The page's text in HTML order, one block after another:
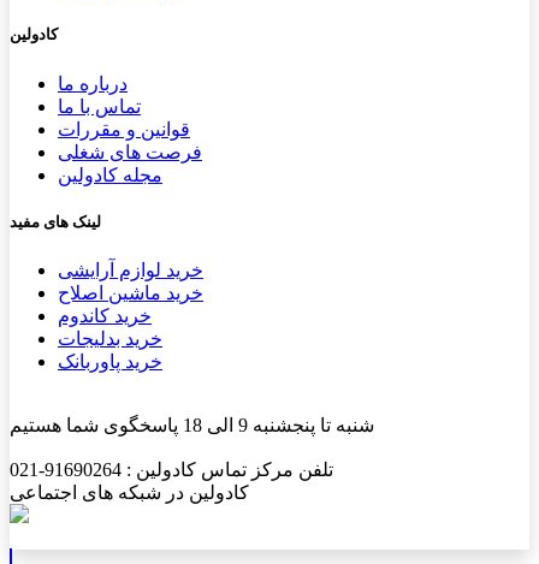
کادولین
درباره ما
تماس با ما
قوانین و مقررات
فرصت های شغلی
مجله کادولین
لینک های مفید
خرید لوازم آرایشی
خرید ماشین اصلاح
خرید کاندوم
خرید بدلیجات
خرید پاوربانک
شنبه تا پنجشنبه 9 الی 18 پاسخگوی شما هستیم
تلفن مرکز تماس کادولین : 91690264-021
کادولین در شبکه های اجتماعی